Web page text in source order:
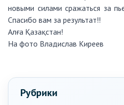
новыми силами сражаться за
Спасибо вам за результат!!
Алға Қазақстан!
На фото Владислав Киреев
Рубрики